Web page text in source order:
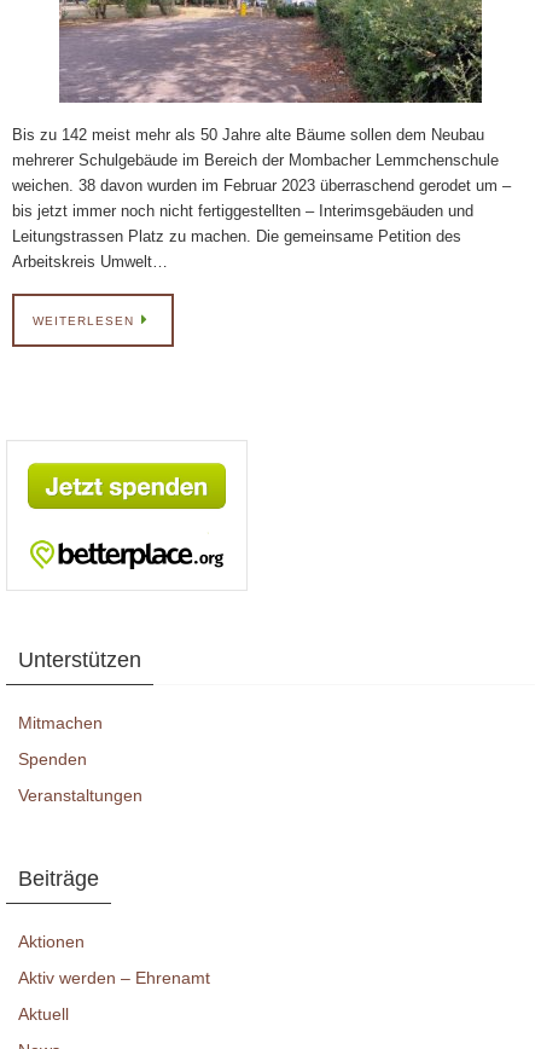
Bis zu 142 meist mehr als 50 Jahre alte Bäume sollen dem Neubau
mehrerer Schulgebäude im Bereich der Mombacher Lemmchenschule
weichen. 38 davon wurden im Februar 2023 überraschend gerodet um –
bis jetzt immer noch nicht fertiggestellten – Interimsgebäuden und
Leitungstrassen Platz zu machen. Die gemeinsame Petition des
Arbeitskreis Umwelt…
WEITERLESEN
Unterstützen
Mitmachen
Spenden
Veranstaltungen
Beiträge
Aktionen
Aktiv werden – Ehrenamt
Aktuell